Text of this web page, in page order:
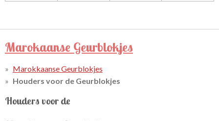
Marokaanse Geurblokjes
Marokkaanse Geurblokjes
Houders voor de Geurblokjes
Houders voor de